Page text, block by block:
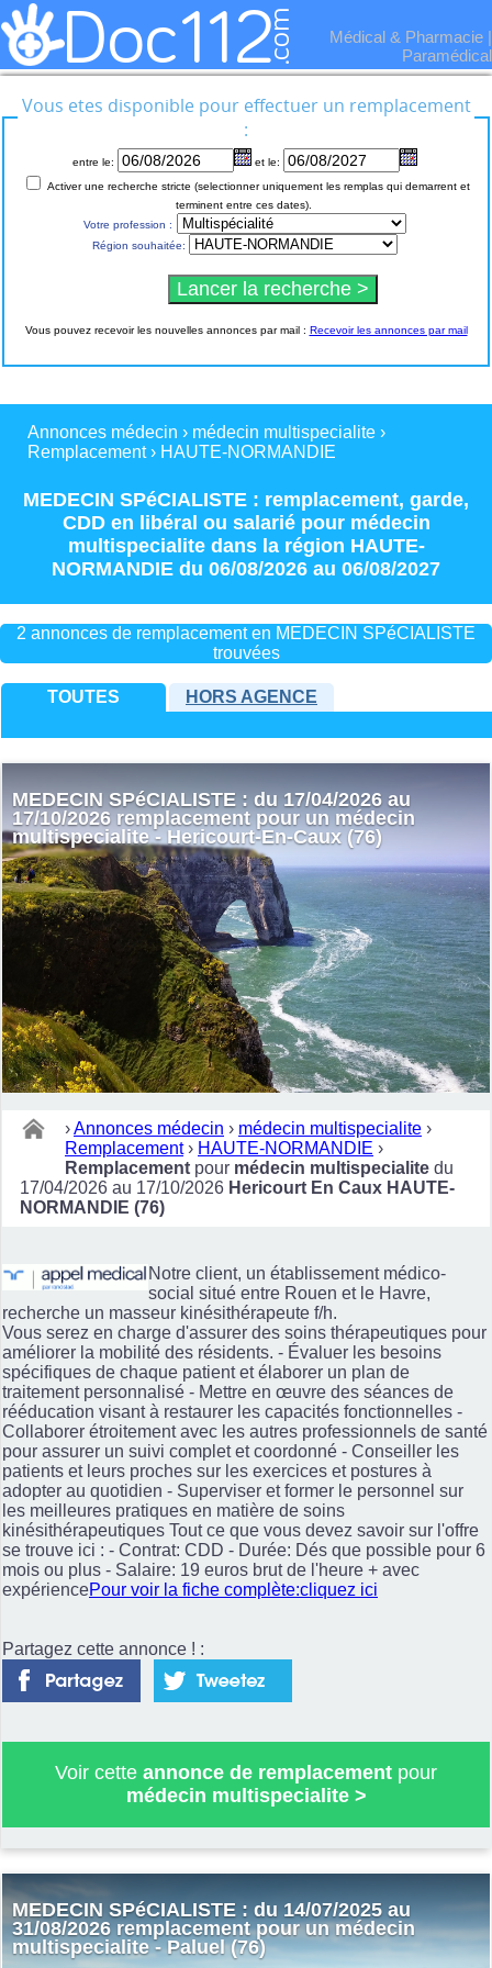
Médical & Pharmacie |
Paramédical
Vous etes disponible pour effectuer un remplacement
:
entre le:
et le:
terminent entre ces dates).
Votre profession :
Région souhaitée:
Vous pouvez recevoir les nouvelles annonces par mail : Recevoir les annonces par mail
Annonces médecin › médecin multispecialite ›
Remplacement › HAUTE-NORMANDIE
MEDECIN SPéCIALISTE : remplacement, garde,
CDDen libéral ou salariépour médecin
multispecialitedans la région HAUTE-
NORMANDIE du 06/08/2026 au 06/08/2027
2 annonces de remplacement en MEDECIN SPéCIALISTE
trouvées
TOUTES HORS AGENCE
MEDECIN SPéCIALISTE : du 17/04/2026 au
17/10/2026 remplacement pour un médecin
multispecialite - Hericourt-En-Caux (76)
›Annonces médecin › médecin multispecialite ›
Remplacement › HAUTE-NORMANDIE ›
Remplacement pour médecin multispecialite du
17/04/2026 au 17/10/2026 Hericourt En Caux HAUTE-
NORMANDIE (76)
Notre client, un établissement médico-
social situé entre Rouen et le Havre,
recherche un masseur kinésithérapeute f/h.
Vous serez en charge d'assurer des soins thérapeutiques pour
améliorer la mobilité des résidents. - Évaluer les besoins
spécifiques de chaque patient et élaborer un plan de
traitement personnalisé - Mettre en œuvre des séances de
rééducation visant à restaurer les capacités fonctionnelles -
Collaborer étroitement avec les autres professionnels de santé
pour assurer un suivi complet et coordonné - Conseiller les
patients et leurs proches sur les exercices et postures à
adopter au quotidien - Superviser et former le personnel sur
les meilleures pratiques en matière de soins
kinésithérapeutiques Tout ce que vous devez savoir sur l'offre
se trouve ici : - Contrat: CDD - Durée: Dés que possible pour 6
mois ou plus - Salaire: 19 euros brut de l'heure + avec
expériencePour voir la fiche complète:cliquez ici
Partagez cette annonce ! :
Voir cette annonce de remplacement pour
médecin multispecialite>
MEDECIN SPéCIALISTE : du 14/07/2025 au
31/08/2026 remplacement pour un médecin
multispecialite - Paluel (76)